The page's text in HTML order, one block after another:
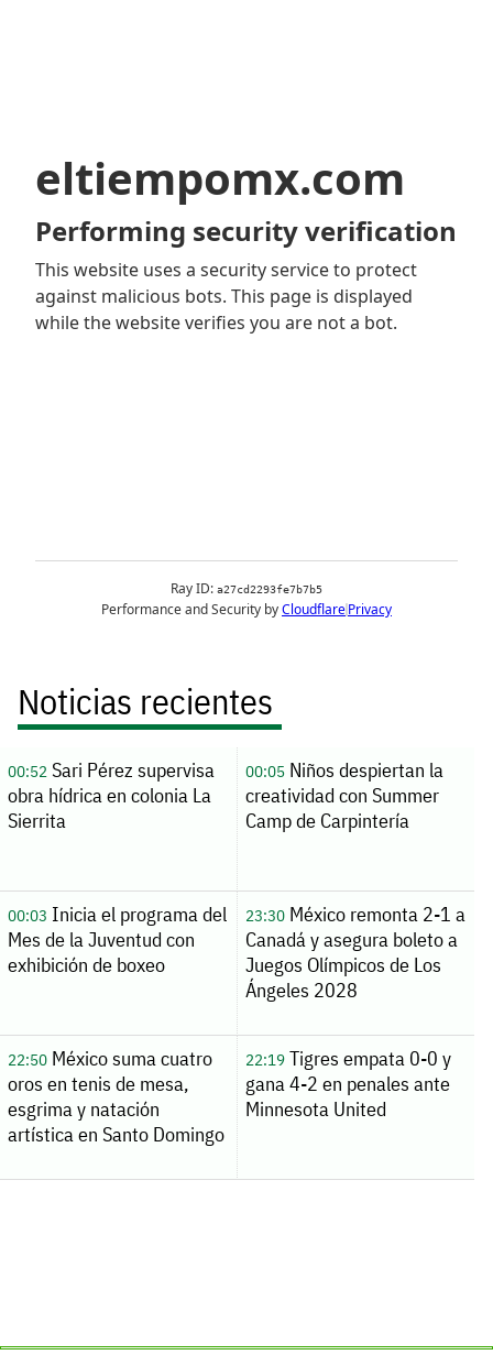
Noticias recientes
00:52Sari Pérez supervisa
obra hídrica en colonia La
Sierrita
00:05Niños despiertan la
creatividad con Summer
Camp de Carpintería
00:03 Inicia el programa del
Mes de la Juventud con
exhibición de boxeo
23:30México remonta 2-1 a
Canadá y asegura boleto a
Juegos Olímpicos de Los
Ángeles 2028
22:50México suma cuatro
oros en tenis de mesa,
esgrima y natación
artística en Santo Domingo
22:19Tigres empata 0-0 y
gana 4-2 en penales ante
Minnesota United